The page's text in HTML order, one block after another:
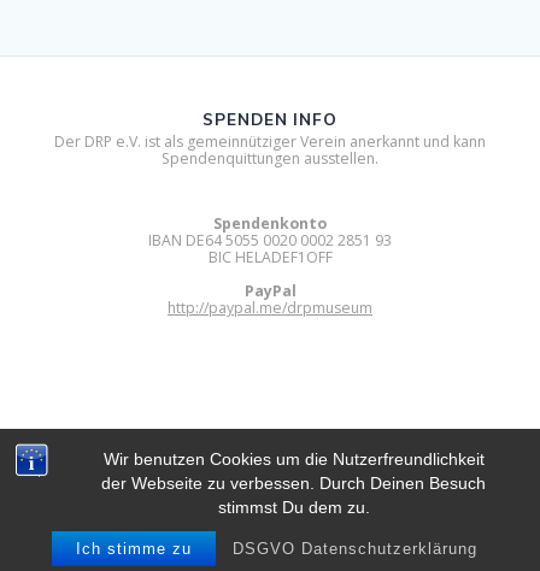
Wir benutzen Cookies um die Nutzerfreundlichkeit
der Webseite zu verbessen. Durch Deinen Besuch
stimmst Du dem zu.
Ich stimme zu DSGVO Datenschutzerklärung
DIGITAL RETRO PARK E.V.
© 2012 - 2026 Digital Retro Park e.V..
Built using WordPress and Mesmerize Theme.
SPENDEN INFO
Der DRP e.V. ist als gemeinnütziger Verein anerkannt und kann
Spendenquittungen ausstellen.
Spendenkonto
IBAN DE64 5055 0020 0002 2851 93
BIC HELADEF1OFF
PayPal
http://paypal.me/drpmuseum